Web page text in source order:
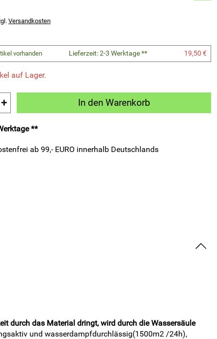
Versandkosten
vorhanden Lieferzeit: 2-3 Werktage ** 19,50 €
auf Lager.
+ In den Warenkorb
**
ab 99,- EURO innerhalb Deutschlands
durch das Material dringt, wird durch die Wassersäule
und wasserdampfdurchlässig(1500m2 /24h),